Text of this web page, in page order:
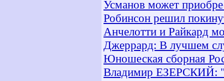
Усманов может
Робинсон решил
Анчелотти и Райкард
Джеррард: В лучшем
Юношеская сборная
Владимир ЕЗЕРСКИЙ: